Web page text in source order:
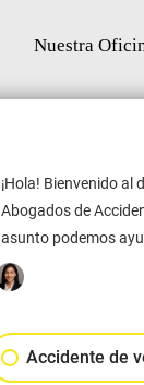
Nuestra
¡Hola! Bienvenido al
Abogados de
asunto podemos
Accidente de